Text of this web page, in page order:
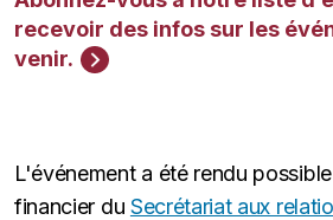
recevoir des infos sur les
venir.
L'événement a été rendu
financier du Secrétariat aux